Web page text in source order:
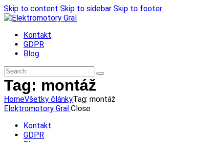
Skip to content Skip to sidebar Skip to footer
Kontakt
GDPR
Blog
Tag: montáž
HomeVšetky článkyTag: montáž
Elektromotory Gral Close
Kontakt
GDPR